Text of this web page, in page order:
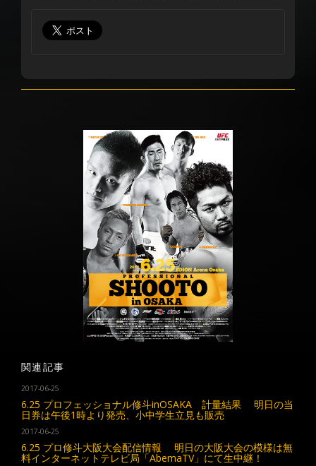
関連記事
2017-06-25
6.25 プロフェッショナル修斗inOSAKA 計量結果 明日の当
日券は午後1時より発売、小中学生立見も販売
2017-06-25
6.25 プロ修斗大阪大会配信情報 明日の大阪大会の模様は無
料インターネットテレビ局「AbemaTV」にて生中継！